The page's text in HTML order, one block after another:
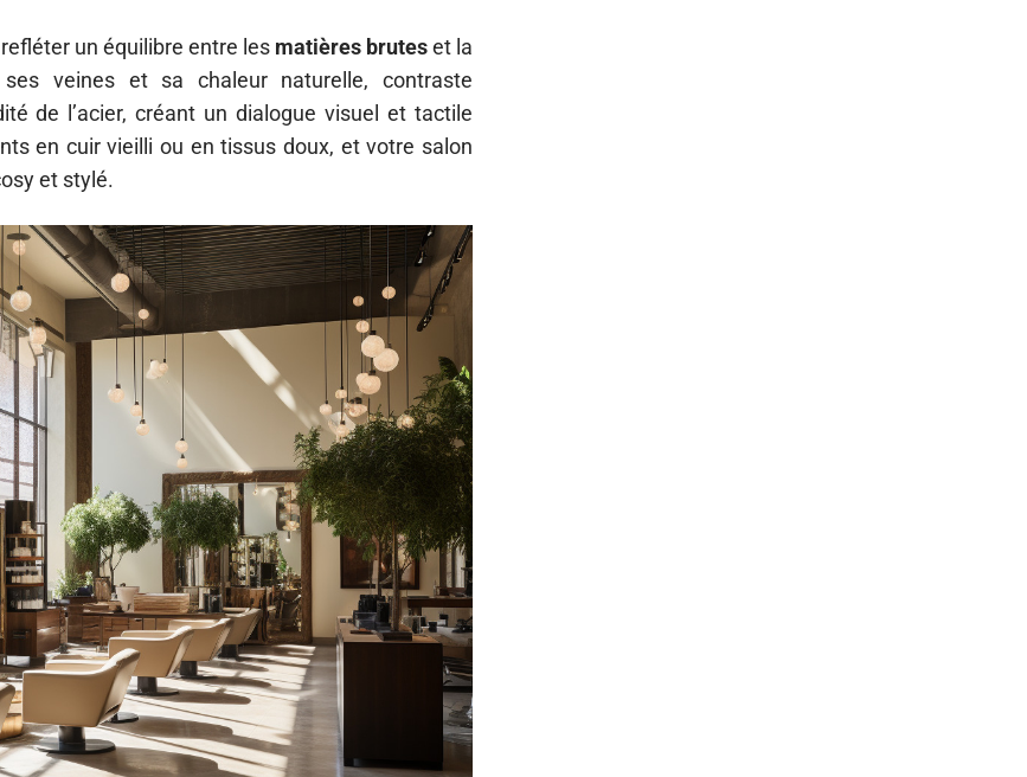
un équilibre entre les matières bruteset la
veines et sa chaleur naturelle, contraste
de l’acier, créant un dialogue visuel et tactile
en cuir vieilli ou en tissus doux, et votre salon
et stylé.